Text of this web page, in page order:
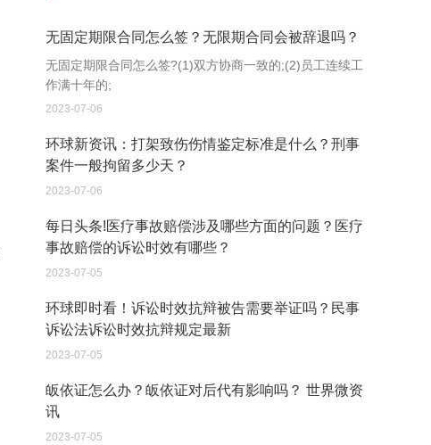
无固定期限合同怎么签？无限期合同会被辞退吗？
无固定期限合同怎么签?(1)双方协商一致的;(2)员工连续工
作满十年的;
2023-07-06
环球新资讯：打架致伤伤情鉴定标准是什么？刑事
案件一般拘留多少天？
2023-07-06
每日头条!医疗事故赔偿涉及哪些方面的问题？医疗
事故赔偿的诉讼时效有哪些？
2023-07-05
环球即时看！诉讼时效抗辩被告需要举证吗？民事
诉讼法诉讼时效抗辩规定最新
2023-07-05
皈依证怎么办？皈依证对后代有影响吗？ 世界微资
讯
2023-07-05